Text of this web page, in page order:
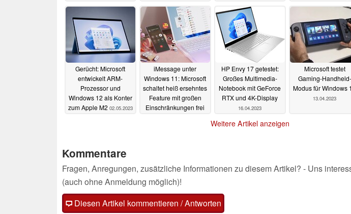
24.05.2023
Gerücht: Microsoft
entwickelt ARM-
Prozessor und
Windows 12 als Konter
zum Apple M2 02.05.2023
iMessage unter
Windows 11: Microsoft
schaltet heiß ersehntes
Feature mit großen
Einschränkungen frei
HP Envy 17 getestet:
Großes Multimedia-
Notebook mit GeForce
RTX und 4K-Display
16.04.2023
Microsoft testet
Gaming-Handheld-
Modus für Windows
13.04.2023
Weitere Artikel anzeigen
Kommentare
Fragen, Anregungen, zusätzliche Informationen zu diesem Artikel? - Uns
(auch ohne Anmeldung möglich)!
Diesen Artikel kommentieren / Antworten